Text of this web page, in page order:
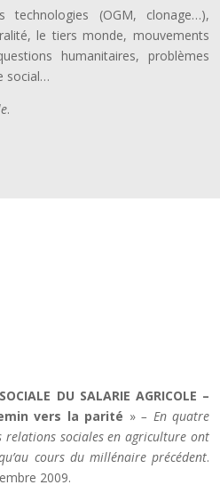
technologies (OGM, clonage…),
le tiers monde, mouvements
humanitaires, problèmes
social…
.
DU SALARIE AGRICOLE –
vers la parité »– En quatre
relations sociales en agriculture ont
cours du millénaire précédent.
2009.